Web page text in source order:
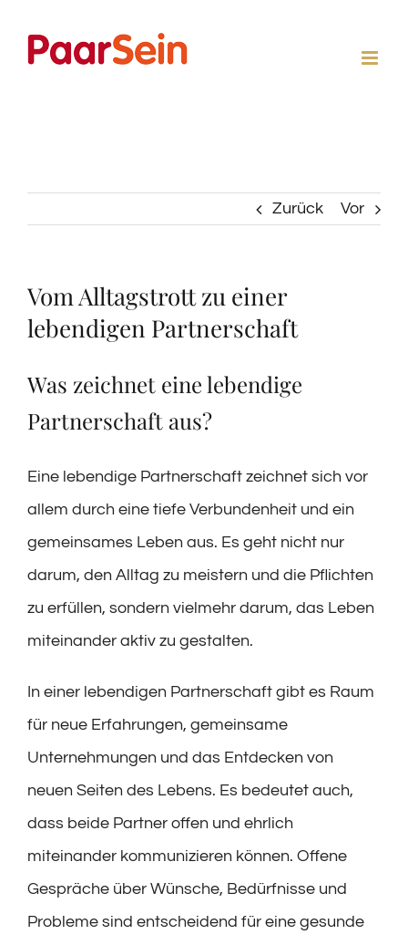
Inhalt
Zurück Vor
Vom Alltagstrott zu einer
lebendigen Partnerschaft
Was zeichnet eine lebendige
Partnerschaft aus?
Eine lebendige Partnerschaft zeichnet sich vor
allem durch eine tiefe Verbundenheit und ein
gemeinsames Leben aus. Es geht nicht nur
darum, den Alltag zu meistern und die Pflichten
zu erfüllen, sondern vielmehr darum, das Leben
miteinander aktiv zu gestalten.
In einer lebendigen Partnerschaft gibt es Raum
für neue Erfahrungen, gemeinsame
Unternehmungen und das Entdecken von
neuen Seiten des Lebens. Es bedeutet auch,
dass beide Partner offen und ehrlich
miteinander kommunizieren können. Offene
Gespräche über Wünsche, Bedürfnisse und
Probleme sind entscheidend für eine gesunde